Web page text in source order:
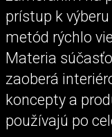
prístup k
metód rýchlo
Materia
zaoberá
koncepty a
používajú po